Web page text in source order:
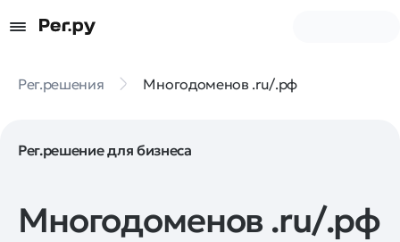
Рег.решения Многодоменов .ru/.рф
Рег.решение для бизнеса
Многодоменов .ru/.рф